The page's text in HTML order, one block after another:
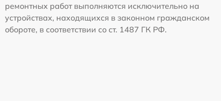
ремонтных работ выполняются исключительно на
устройствах, находящихся в законном гражданском
обороте, в соответствии со ст. 1487 ГК РФ.